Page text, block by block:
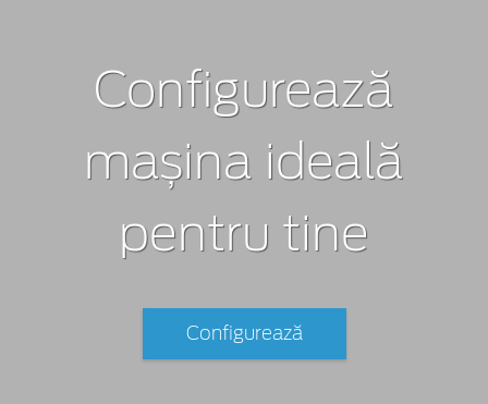
Configurează
mașina ideală
pentru tine
Configurează